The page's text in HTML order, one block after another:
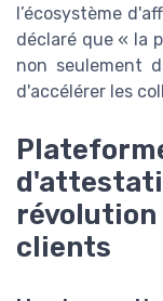
l’écosystème
déclaré que « la
non seulement
d'accélérer les
révolution
clients